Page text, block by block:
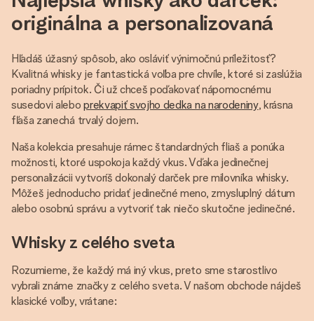
originálna a personalizovaná
Hľadáš úžasný spôsob, ako osláviť výnimočnú príležitosť?
Kvalitná whisky je fantastická voľba pre chvíle, ktoré si zaslúžia
poriadny prípitok. Či už chceš poďakovať nápomocnému
susedovi aleboprekvapiť svojho dedka na narodeniny, krásna
fľaša zanechá trvalý dojem.
Naša kolekcia presahuje rámec štandardných fliaš a ponúka
možnosti, ktoré uspokoja každý vkus. Vďaka jedinečnej
personalizácii vytvoríš dokonalý darček pre milovníka whisky.
Môžeš jednoducho pridať jedinečné meno, zmysluplný dátum
alebo osobnú správu a vytvoriť tak niečo skutočne jedinečné.
Whisky z celého sveta
Rozumieme, že každý má iný vkus, preto sme starostlivo
vybrali známe značky z celého sveta. V našom obchode nájdeš
klasické voľby, vrátane: